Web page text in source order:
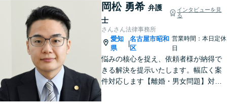
岡松 勇希 弁護
士
インタビューを見
る
さんさん法律事務所
愛知
県
|
名古屋市昭和
区
営業時間：本日定休
日
悩みの核心を捉え、依頼者様が納得で
きる解決を提示いたします。幅広く案
件対応します【離婚・男女問題】対応